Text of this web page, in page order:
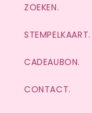
ZOEKEN.
STEMPELKAART.
CADEAUBON.
CONTACT.